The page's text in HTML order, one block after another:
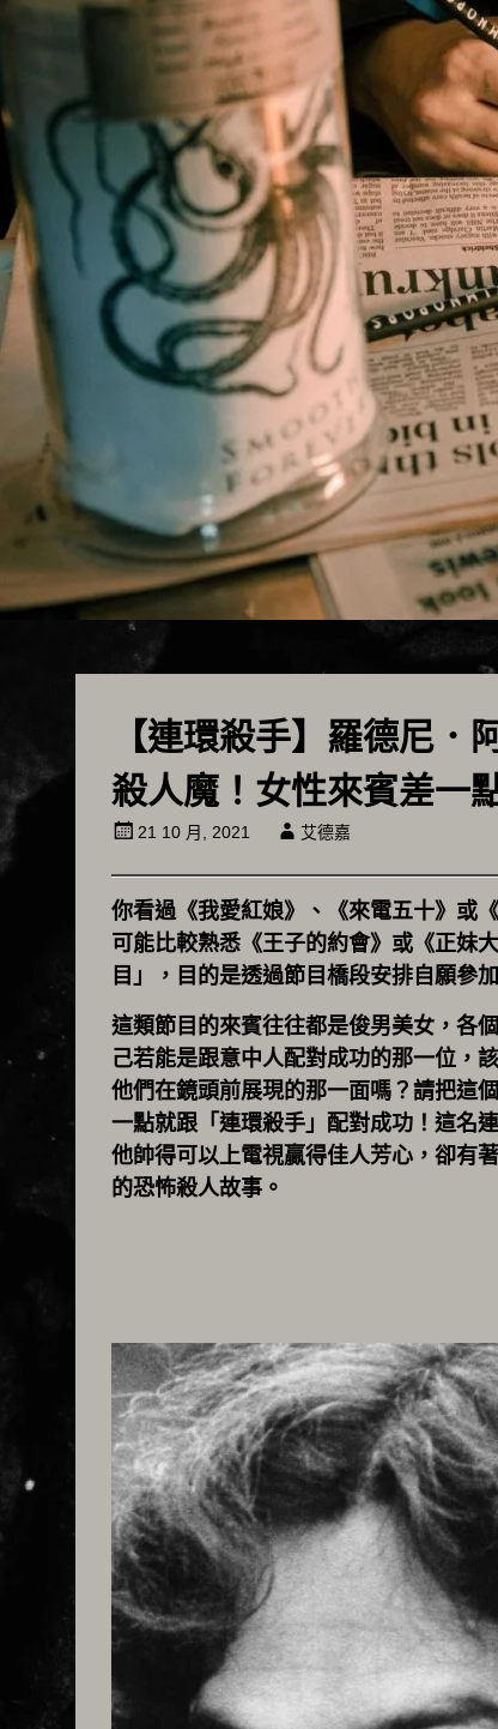
【連環殺手】羅德尼
殺人魔！女性來賓差一
21 10 月, 2021 艾德嘉
你看過《我愛紅娘》、《來電五十》或
可能比較熟悉《王子的約會》或《正妹
目」，目的是透過節目橋段安排自願參
這類節目的來賓往往都是俊男美女，各
己若能是跟意中人配對成功的那一位
他們在鏡頭前展現的那一面嗎？請把這
一點就跟「連環殺手」配對成功！這名
他帥得可以上電視贏得佳人芳心，卻有
的恐怖殺人故事。